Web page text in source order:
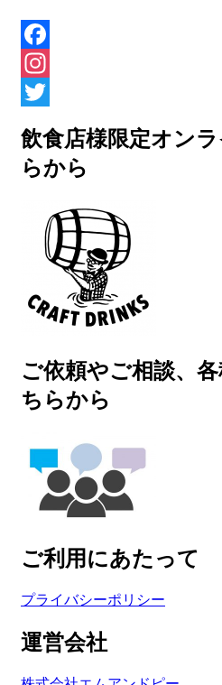
Facebook
Instagram
飲食店様限定オン
らから
ご依頼やご相談、
ちらから
ご利用にあたって
プライバシーポリシー
運営会社